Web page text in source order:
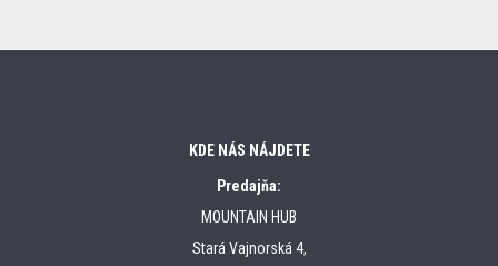
KDE NÁS NÁJDETE
Predajňa:
MOUNTAIN HUB
Stará Vajnorská 4,